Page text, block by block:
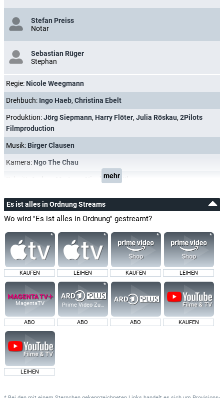
Stefan Preiss
Notar
Sebastian Rüger
Stephan
Regie: Nicole Weegmann
Drehbuch: Ingo Haeb, Christina Ebelt
Produktion:Jörg Siepmann, Harry Flöter, Julia Röskau, 2Pilots
Filmproduction
Musik: Birger Clausen
Kamera: Ngo The Chau
Nicole Kortlüke
mehr
Es ist alles in Ordnung Streams
Wo wird "Es ist alles in Ordnung" gestreamt?
KAUFEN LEIHEN KAUFEN LEIHEN
MagentaTV
ABO
Prime Video Zusatz-Kanäle
ABO ABO KAUFEN
LEIHEN